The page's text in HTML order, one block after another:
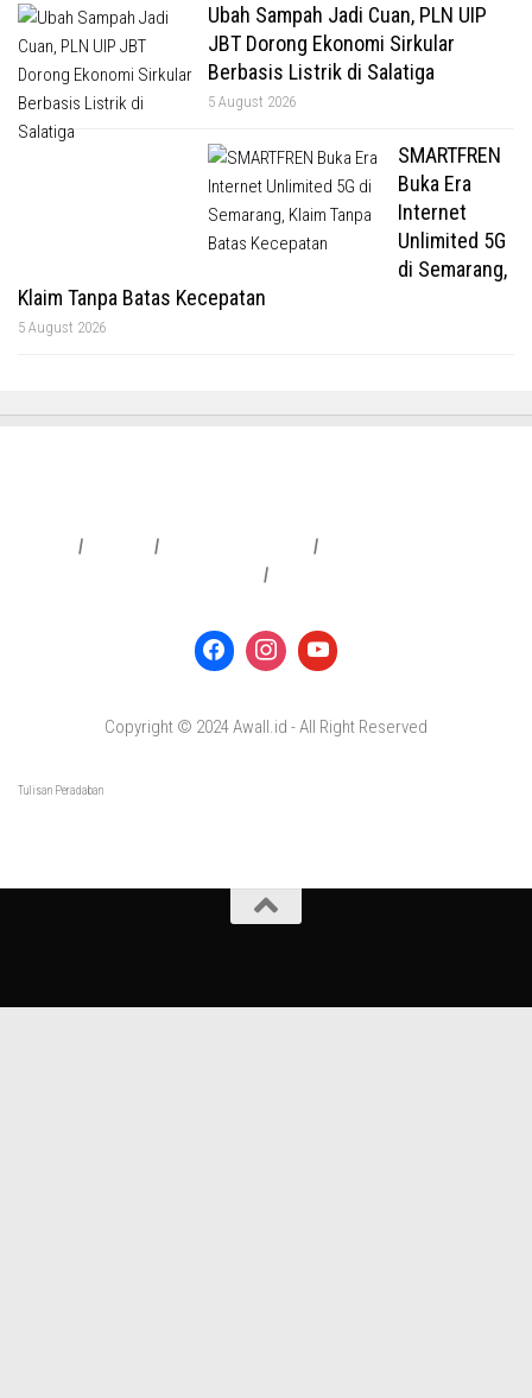
Ubah Sampah Jadi Cuan, PLN UIP
JBT Dorong Ekonomi Sirkular
Berbasis Listrik di Salatiga
5 August 2026
SMARTFREN
Buka Era
Internet
Unlimited 5G
di Semarang,
Klaim Tanpa Batas Kecepatan
5 August 2026
| | |
|
Copyright © 2024 Awall.id - All Right Reserved
Tulisan Peradaban